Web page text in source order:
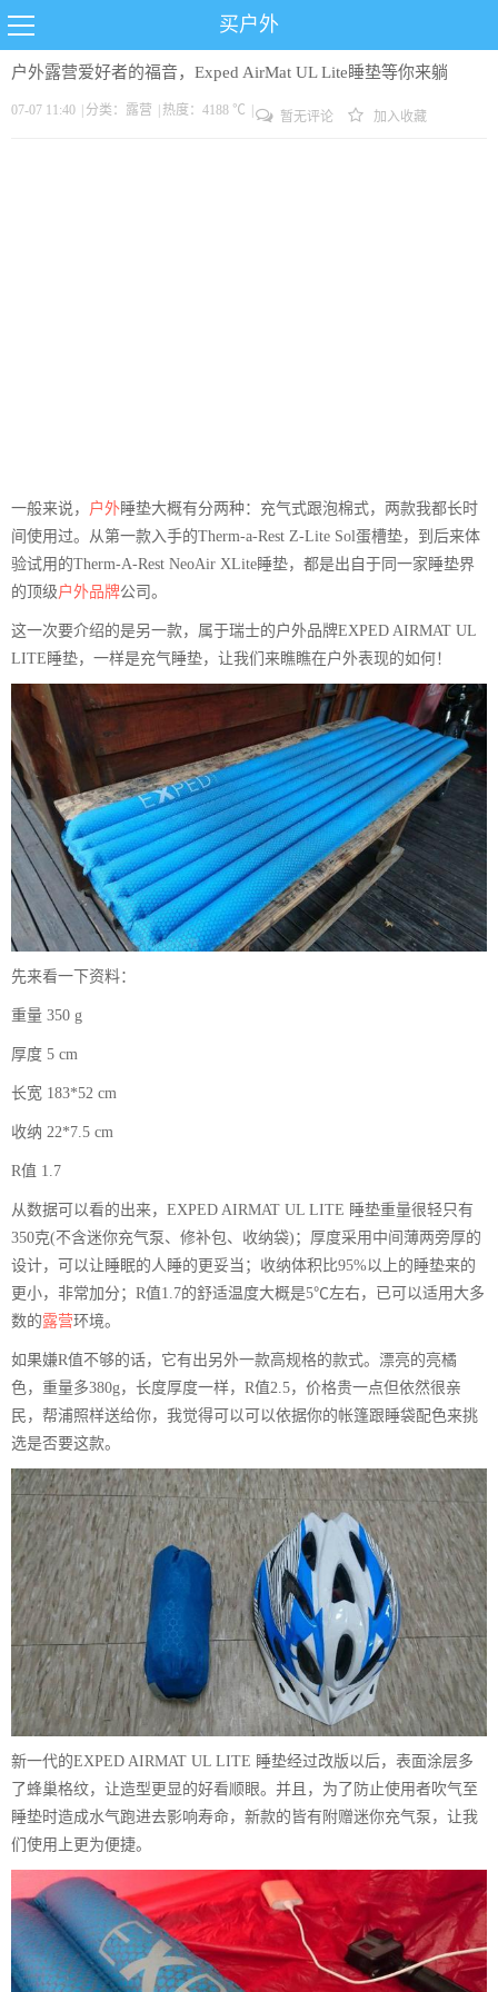
买户外
户外露营爱好者的福音，Exped AirMat UL Lite睡垫等你来躺
07-07 11:40 分类： 露营 热度：4188 ℃ 暂无评论 加入收藏
一般来说， 户外睡垫大概有分两种：充气式跟泡棉式，两款我都长时
间使用过。从第一款入手的Therm-a-Rest Z-Lite Sol蛋槽垫，到后来体
验试用的Therm-A-Rest NeoAir XLite睡垫，都是出自于同一家睡垫界
的顶级户外品牌公司。
这一次要介绍的是另一款，属于瑞士的户外品牌EXPED AIRMAT UL
LITE睡垫，一样是充气睡垫，让我们来瞧瞧在户外表现的如何！
先来看一下资料：
重量 350 g
厚度 5 cm
长宽 183*52 cm
收纳 22*7.5 cm
R值 1.7
从数据可以看的出来，EXPED AIRMAT UL LITE 睡垫重量很轻只有
350克(不含迷你充气泵、修补包、收纳袋)；厚度采用中间薄两旁厚的
设计，可以让睡眠的人睡的更妥当；收纳体积比95%以上的睡垫来的
更小，非常加分；R值1.7的舒适温度大概是5℃左右，已可以适用大多
数的露营环境。
如果嫌R值不够的话，它有出另外一款高规格的款式。漂亮的亮橘
色，重量多380g，长度厚度一样，R值2.5，价格贵一点但依然很亲
民，帮浦照样送给你，我觉得可以可以依据你的帐篷跟睡袋配色来挑
选是否要这款。
新一代的EXPED AIRMAT UL LITE 睡垫经过改版以后，表面涂层多
了蜂巢格纹，让造型更显的好看顺眼。并且，为了防止使用者吹气至
睡垫时造成水气跑进去影响寿命，新款的皆有附赠迷你充气泵，让我
们使用上更为便捷。